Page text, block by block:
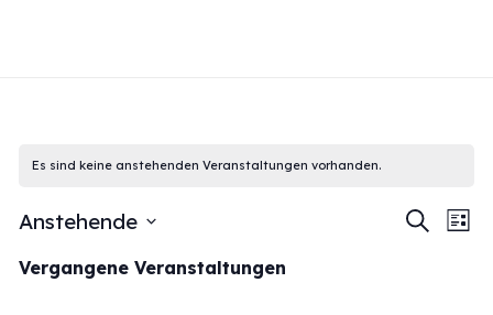
Es sind keine anstehenden Veranstaltungen vorhanden.
Suche
Liste
Anstehende
wählen.
Vergangene Veranstaltungen